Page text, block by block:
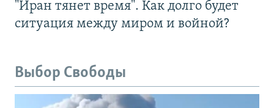
"Иран тянет время". Как долго будет
ситуация между миром и войной?
Выбор Свободы